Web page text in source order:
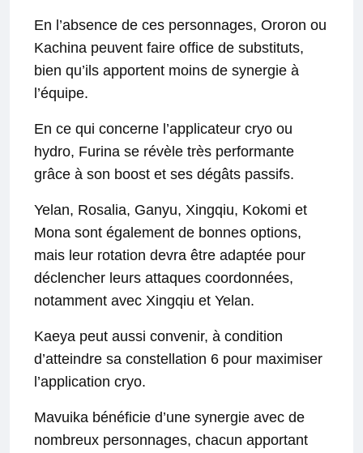
En l’absence de ces personnages, Ororon ou
Kachina peuvent faire office de substituts,
bien qu’ils apportent moins de synergie à
l’équipe.
En ce qui concerne l’applicateur cryo ou
hydro, Furina se révèle très performante
grâce à son boost et ses dégâts passifs.
Yelan, Rosalia, Ganyu, Xingqiu, Kokomi et
Mona sont également de bonnes options,
mais leur rotation devra être adaptée pour
déclencher leurs attaques coordonnées,
notamment avec Xingqiu et Yelan.
Kaeya peut aussi convenir, à condition
d’atteindre sa constellation 6 pour maximiser
l’application cryo.
Mavuika bénéficie d’une synergie avec de
nombreux personnages, chacun apportant